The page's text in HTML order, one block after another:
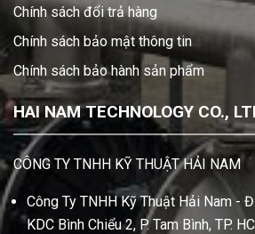
Chính sách đổi trả hàng
Chính sách bảo mật thông tin
Chính sách bảo hành sản phẩm
HAI NAM TECHNOLOGY CO.,
CÔNG TY TNHH KỸ THUẬT HẢI NAM
Công Ty TNHH Kỹ Thuật Hải Nam -
KDC Bình Chiểu 2, P. Tam Bình, TP.